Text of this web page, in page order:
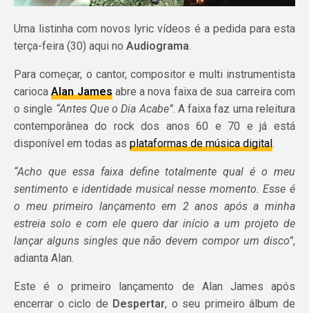
Uma listinha com novos lyric vídeos é a pedida para esta
terça-feira (30) aqui noAudiograma.
Para começar, o cantor, compositor e multi instrumentista
cariocaAlan Jamesabre a nova faixa de sua carreira com
o single “Antes Que o Dia Acabe”. A faixa faz uma releitura
contemporânea do rock dos anos 60 e 70 e já está
disponível em todas asplataformas de música digital.
“Acho que essa faixa define totalmente qual é o meu
sentimento e identidade musical nesse momento. Esse é
o meu primeiro lançamento em 2 anos após a minha
estreia solo e com ele quero dar início a um projeto de
lançar alguns singles que não devem compor um disco”,
adianta Alan.
Este é o primeiro lançamento de Alan James após
encerrar o ciclo de Despertar, o seu primeiro álbum de